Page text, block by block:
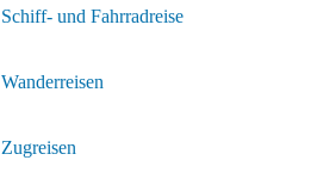
Schiff- und Fahrradreise
Wanderreisen
Zugreisen